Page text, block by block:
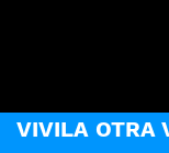
VIVILA OTRA